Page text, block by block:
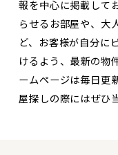
報を中心に掲載して
らせるお部屋や、大
ど、お客様が自分に
けるよう、最新の物
ームページは毎日更
屋探しの際にはぜひ